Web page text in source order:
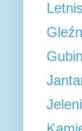
Gubin